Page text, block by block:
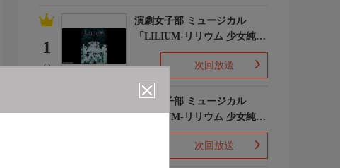
1
(-)
演劇女子部 ミュージカル
「LILIUM-リリウム 少女純潔
歌劇-」
次回放送
演劇女子部 ミュージカル
「LILIUM-リリウム 少女純潔
歌劇-」感謝祭
次回放送